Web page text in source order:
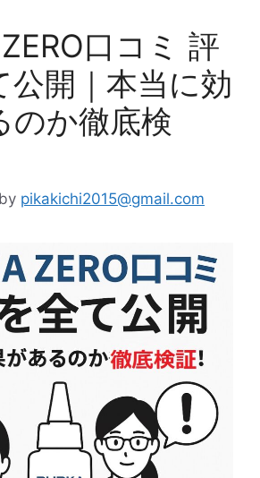
口コミ 評
公開｜本当に効
のか徹底検
by pikakichi2015@gmail.com